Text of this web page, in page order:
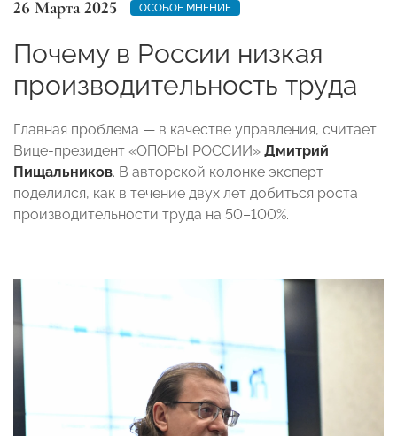
26 Марта 2025 ОСОБОЕ МНЕНИЕ
Почему в России низкая
производительность труда
Главная проблема — в качестве управления, считает
Вице-президент «ОПОРЫ РОССИИ» Дмитрий
Пищальников. В авторской колонке эксперт
поделился, как в течение двух лет добиться роста
производительности труда на 50–100%.